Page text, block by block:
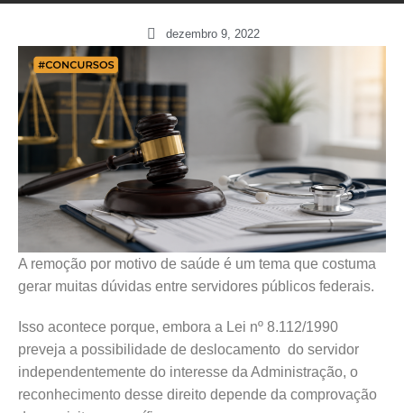
dezembro 9, 2022
A remoção por motivo de saúde é um tema que costuma
gerar muitas dúvidas entre servidores públicos federais.
Isso acontece porque, embora a Lei nº 8.112/1990
preveja a possibilidade de deslocamento do servidor
independentemente do interesse da Administração, o
reconhecimento desse direito depende da comprovação